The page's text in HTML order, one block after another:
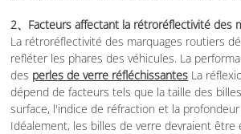
2、Facteurs affectant la rétroréflectivité des
La rétroréflectivité des marquages routiers
refléter les phares des véhicules. La
des perles de verre réfléchissantes La
dépend de facteurs tels que la taille des
surface, l'indice de réfraction et la
Idéalement, les billes de verre devraient être